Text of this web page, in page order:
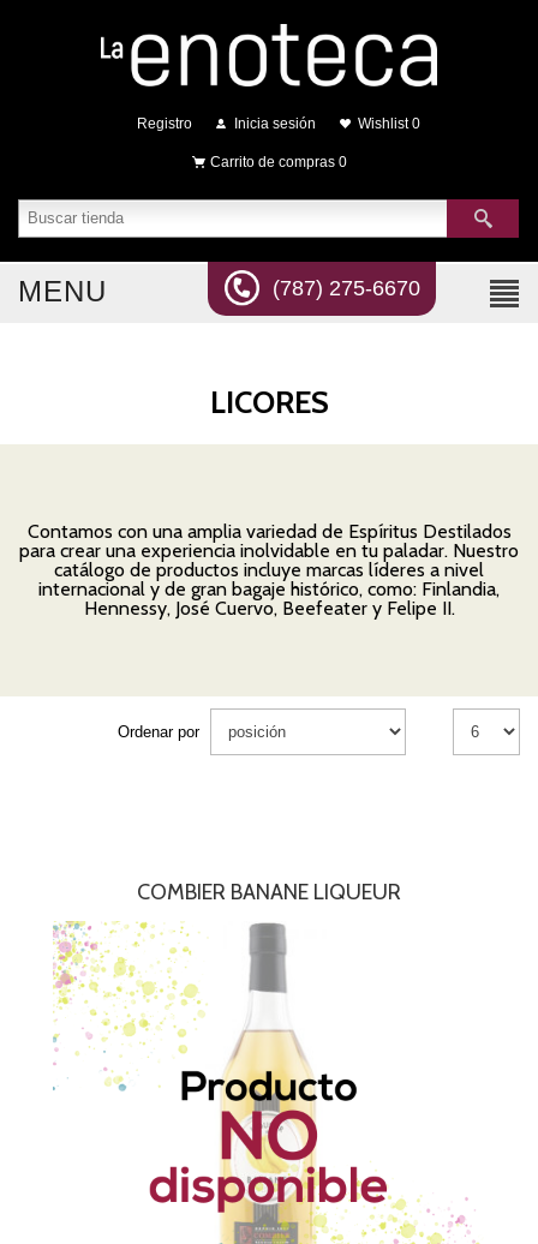
Registro Inicia sesión Wishlist 0
Carrito de compras 0
(787) 275-6670
MENU
LICORES
Contamos con una amplia variedad de Espíritus Destilados
para crear una experiencia inolvidable en tu paladar. Nuestro
catálogo de productos incluye marcas líderes a nivel
internacional y de gran bagaje histórico, como: Finlandia,
Hennessy, José Cuervo, Beefeater y Felipe II.
Ordenar por
COMBIER BANANE LIQUEUR